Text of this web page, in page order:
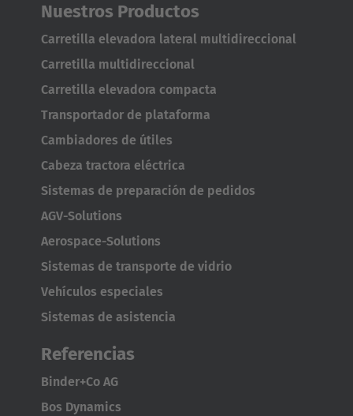
Nuestros Productos
Carretilla elevadora lateral multidireccional
Carretilla multidireccional
Carretilla elevadora compacta
Transportador de plataforma
Cambiadores de útiles
Cabeza tractora eléctrica
Sistemas de preparación de pedidos
AGV-Solutions
Aerospace-Solutions
Sistemas de transporte de vidrio
Vehículos especiales
Sistemas de asistencia
Referencias
Binder+Co AG
Bos Dynamics